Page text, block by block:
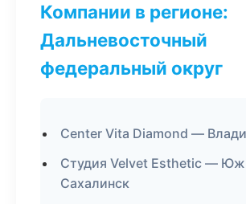
Компании в регионе:
Дальневосточный
федеральный округ
Center Vita Diamond —
Студия Velvet Esthetic —
Сахалинск